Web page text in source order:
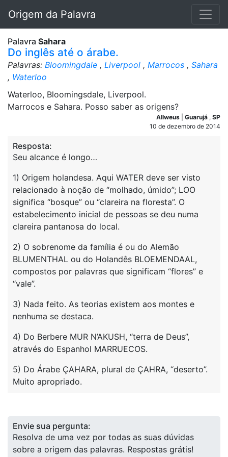
Origem da Palavra
Palavra Sahara
Do inglês até o árabe.
Palavras: Bloomingdale , Liverpool , Marrocos , Sahara
, Waterloo
Waterloo, Bloomingsdale, Liverpool.
Marrocos e Sahara. Posso saber as origens?
Allweus Guarujá , SP
10 de dezembro de 2014
Resposta:
Seu alcance é longo…
1) Origem holandesa. Aqui WATER deve ser visto
relacionado à noção de “molhado, úmido”; LOO
significa “bosque” ou “clareira na floresta”. O
estabelecimento inicial de pessoas se deu numa
clareira pantanosa do local.
2) O sobrenome da família é ou do Alemão
BLUMENTHAL ou do Holandês BLOEMENDAAL,
compostos por palavras que significam “flores” e
“vale”.
3) Nada feito. As teorias existem aos montes e
nenhuma se destaca.
4) Do Berbere MUR N’AKUSH, “terra de Deus”,
através do Espanhol MARRUECOS.
5) Do Árabe ÇAHARA, plural de ÇAHRA, “deserto”.
Muito apropriado.
Envie sua pergunta:
Resolva de uma vez por todas as suas dúvidas
sobre a origem das palavras. Respostas grátis!